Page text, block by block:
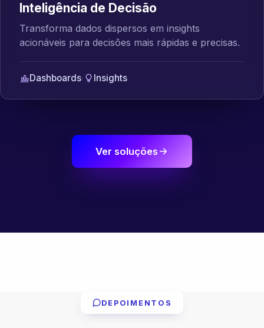
Inteligência de Decisão
Transforma dados dispersos em insights
acionáveis para decisões mais rápidas e precisas.
Dashboards· Insights
Ver soluções
DEPOIMENTOS